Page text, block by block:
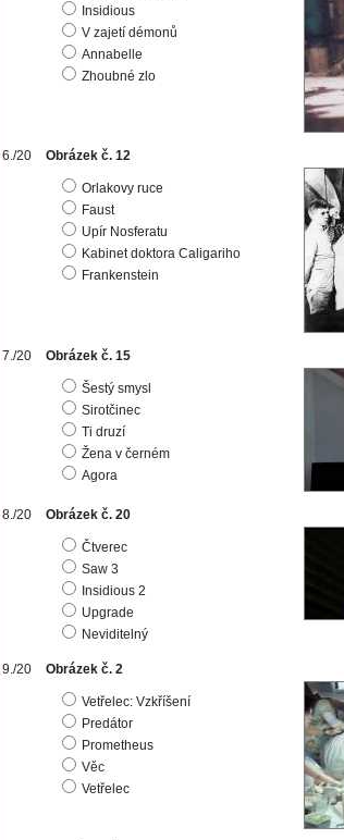
Insidious
V zajetí démonů
Annabelle
Zhoubné zlo
Obrázek č. 12
Orlakovy ruce
Faust
Upír Nosferatu
Kabinet doktora Caligariho
Frankenstein
Obrázek č. 15
Šestý smysl
Sirotčinec
Ti druzí
Žena v černém
Agora
Obrázek č. 20
Čtverec
Saw 3
Insidious 2
Upgrade
Neviditelný
Obrázek č. 2
Vetřelec: Vzkříšení
Predátor
Prometheus
Věc
Vetřelec